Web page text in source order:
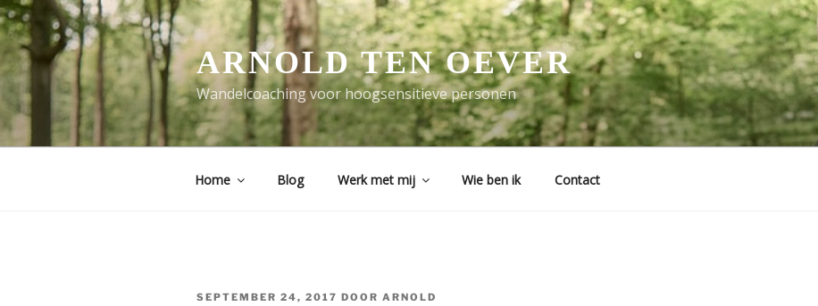
Ga
naar
de
inhoud
ARNOLD TEN OEVER
Wandelcoaching voor hoogsensitieve personen
Home Blog Werk met mij Wie ben ik Contact
GEPLAATST
SEPTEMBER 24, 2017 DOOR ARNOLD